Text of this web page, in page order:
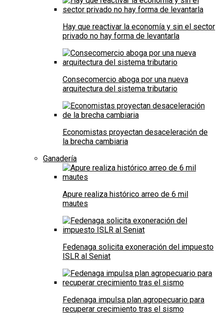
Hay que reactivar la economía y sin el sector
privado no hay forma de levantarla
Consecomercio aboga por una nueva
arquitectura del sistema tributario
Economistas proyectan desaceleración de
la brecha cambiaria
Ganadería
Apure realiza histórico arreo de 6 mil
mautes
Fedenaga solicita exoneración del impuesto
ISLR al Seniat
Fedenaga impulsa plan agropecuario para
recuperar crecimiento tras el sismo